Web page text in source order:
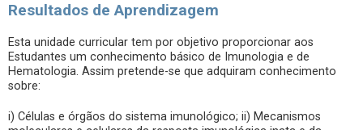
Resultados de Aprendizagem
Esta unidade curricular tem por objetivo proporcionar aos
Estudantes um conhecimento básico de Imunologia e de
Hematologia. Assim pretende-se que adquiram conhecimento
sobre:
i) Células e órgãos do sistema imunológico; ii) Mecanismos